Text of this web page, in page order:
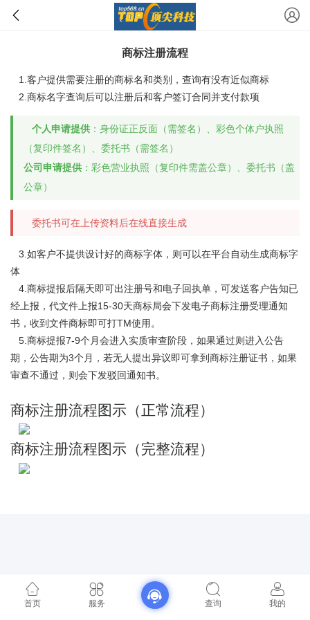
商标注册流程
1.客户提供需要注册的商标名和类别，查询有没有近似商标
2.商标名字查询后可以注册后和客户签订合同并支付款项
个人申请提供 ：身份证正反面（需签名）、彩色个体户执照
（复印件签名）、委托书（需签名）
公司申请提供 ：彩色营业执照（复印件需盖公章）、委托书（盖
公章）
委托书可在上传资料后在线直接生成
3.如客户不提供设计好的商标字体，则可以在平台自动生成商标字
体
4.商标提报后隔天即可出注册号和电子回执单，可发送客户告知已
经上报，代文件上报15-30天商标局会下发电子商标注册受理通知
书，收到文件商标即可打TM使用。
5.商标提报7-9个月会进入实质审查阶段，如果通过则进入公告
期，公告期为3个月，若无人提出异议即可拿到商标注册证书，如果
审查不通过，则会下发驳回通知书。
商标注册流程图示（正常流程）
商标注册流程图示（完整流程）
首页 服务 查询 我的